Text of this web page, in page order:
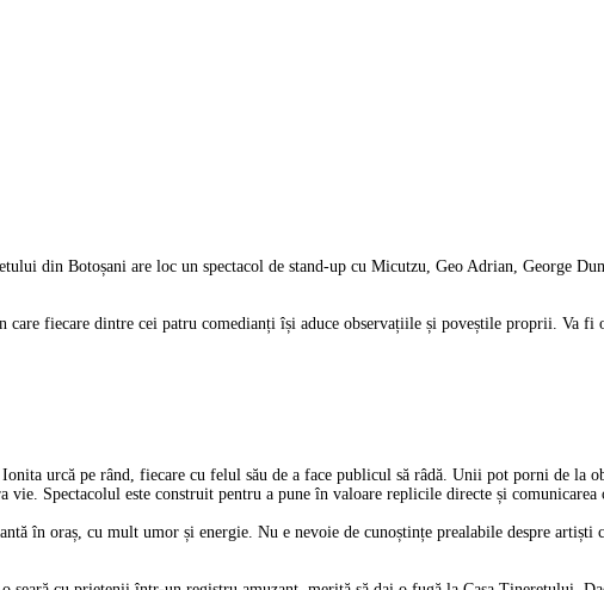
din Botoșani are loc un spectacol de stand-up cu Micutzu, Geo Adrian, George
care fiecare dintre cei patru comedianți își aduce observațiile și poveștile proprii. Va fi
urcă pe rând, fiecare cu felul său de a face publicul să râdă. Unii pot porni de la
vie. Spectacolul este construit pentru a pune în valoare replicile directe și comunicarea
în oraș, cu mult umor și energie. Nu e nevoie de cunoștințe prealabile despre artiști